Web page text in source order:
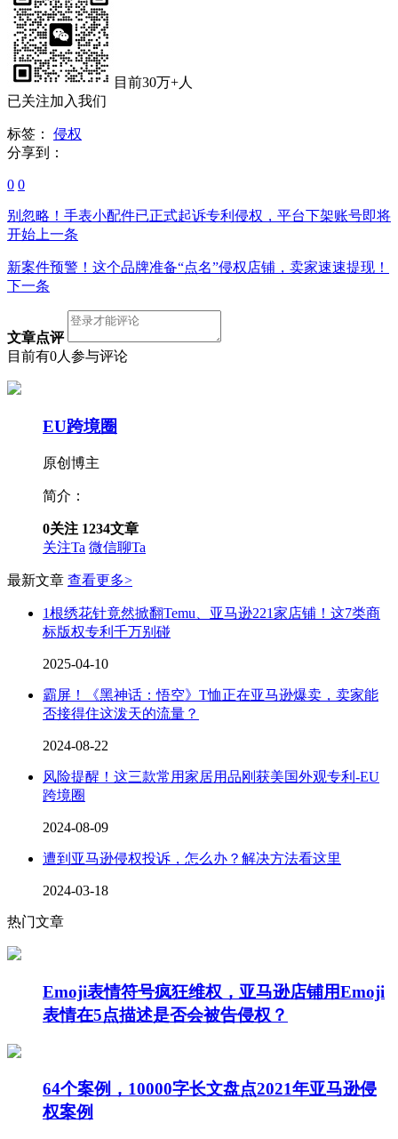
目前30万+人
已关注加入我们
标签：
侵权
分享到：
0 0
别忽略！手表小配件已正式起诉专利侵权，平台下架账号即将
开始 上一条
新案件预警！这个品牌准备“点名”侵权店铺，卖家速速提现！
下一条
文章点评
目前有0人参与评论
EU跨境圈
原创博主
简介：
0关注 1234文章
关注Ta 微信聊Ta
最新文章 查看更多>
1根绣花针竟然掀翻Temu、亚马逊221家店铺！这7类商
标版权专利千万别碰
2025-04-10
霸屏！《黑神话：悟空》T恤正在亚马逊爆卖，卖家能
否接得住这泼天的流量？
2024-08-22
风险提醒！这三款常用家居用品刚获美国外观专利-EU
跨境圈
2024-08-09
遭到亚马逊侵权投诉，怎么办？解决方法看这里
2024-03-18
热门文章
Emoji表情符号疯狂维权，亚马逊店铺用Emoji
表情在5点描述是否会被告侵权？
64个案例，10000字长文盘点2021年亚马逊侵
权案例